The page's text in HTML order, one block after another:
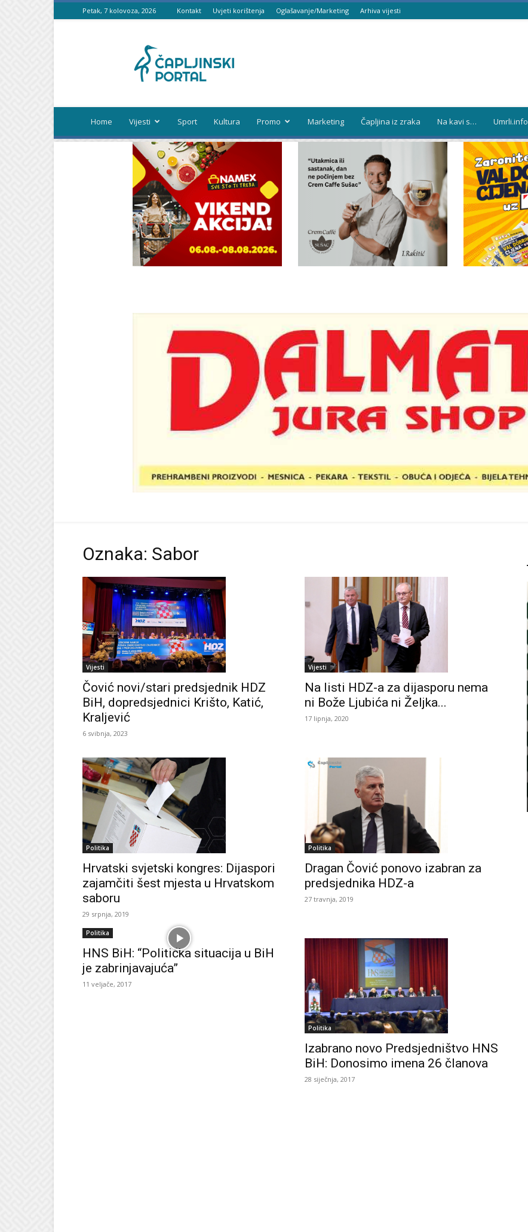
Petak, 7 kolovoza, 2026 Kontakt Uvjeti korištenja Oglašavanje/Marketing Arhiva vijesti
portal
Home Vijesti Sport Kultura Promo Marketing Čapljina iz zraka Na kavi s… Umrli.info
Oznaka: Sabor
Vijesti
Čović novi/stari predsjednik HDZ
BiH, dopredsjednici Krišto, Katić,
Kraljević
6 svibnja, 2023
Vijesti
Na listi HDZ-a za dijasporu nema
ni Bože Ljubića ni Željka...
17 lipnja, 2020
Politika
Hrvatski svjetski kongres: Dijaspori
zajamčiti šest mjesta u Hrvatskom
saboru
29 srpnja, 2019
Politika
Dragan Čović ponovo izabran za
predsjednika HDZ-a
27 travnja, 2019
Politika
HNS BiH: “Politička situacija u BiH
je zabrinjavajuća”
11 veljače, 2017
Politika
Izabrano novo Predsjedništvo HNS
BiH: Donosimo imena 26 članova
28 siječnja, 2017
upoznajte nove Moschino mirise u
Parfumeriji M
7 kolovoza, 2026